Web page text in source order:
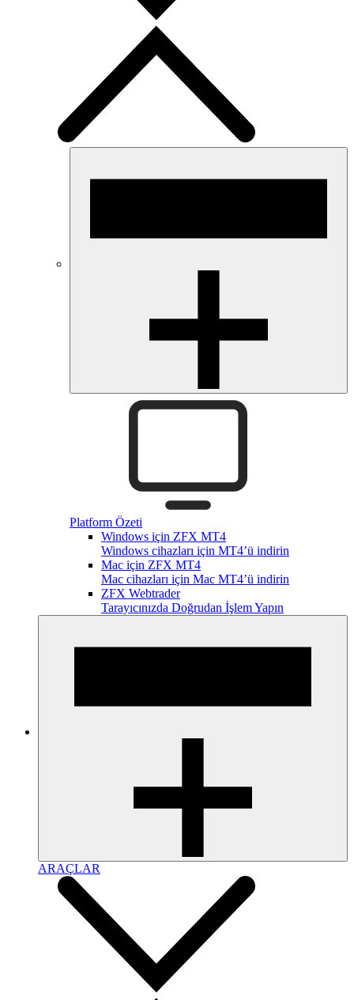
Platform Özeti
Windows için ZFX MT4
Windows cihazları için MT4’ü indirin
Mac için ZFX MT4
Mac cihazları için Mac MT4’ü indirin
ZFX Webtrader
Tarayıcınızda Doğrudan İşlem Yapın
ARAÇLAR